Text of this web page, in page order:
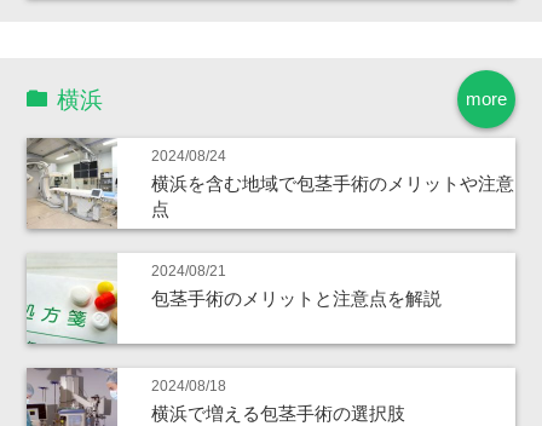
more
横浜
2024/08/24
横浜を含む地域で包茎手術のメリットや注意
点
2024/08/21
包茎手術のメリットと注意点を解説
2024/08/18
横浜で増える包茎手術の選択肢